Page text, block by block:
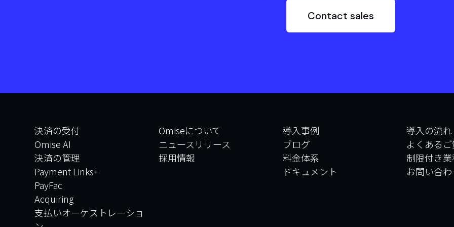
Contact sales
決済の受付
Omise AI
決済の管理
Payment Links+
PayFac
Acquiring
支払いオーケストレーショ
Omiseについて
ニュースリリース
採用情報
導入事例
ブログ
料金体系
ドキュメント
導入の流れ
よくある
制限付き
お問い合